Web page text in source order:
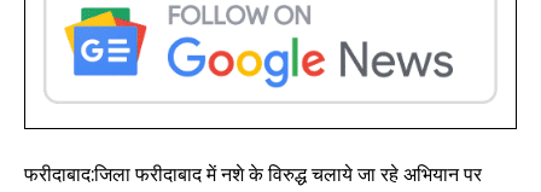
फरीदाबाद:जिला फरीदाबाद में नशे के विरुद्ध चलाये जा रहे अभियान पर